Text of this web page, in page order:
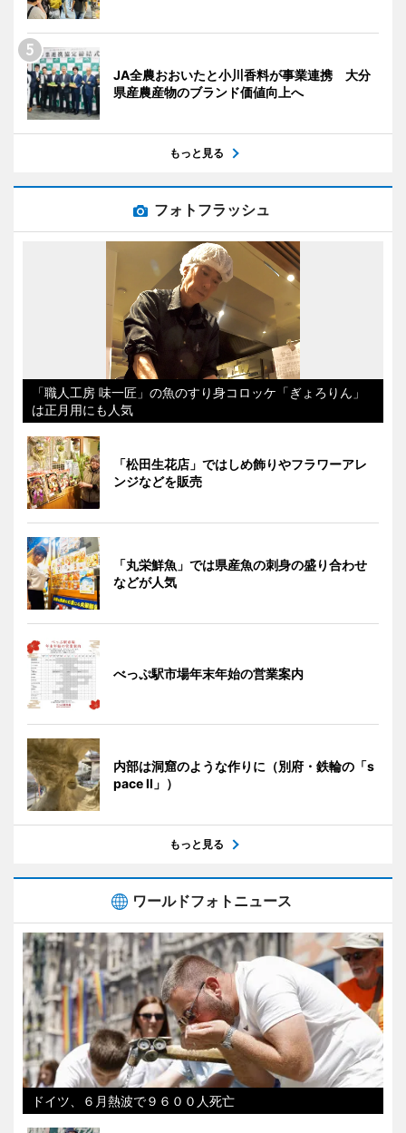
JA全農おおいたと小川香料が事業連携 大分
県産農産物のブランド価値向上へ
もっと見る
フォトフラッシュ
「職人工房 味一匠」の魚のすり身コロッケ「ぎょろりん」
は正月用にも人気
「松田生花店」ではしめ飾りやフラワーアレ
ンジなどを販売
「丸栄鮮魚」では県産魚の刺身の盛り合わせ
などが人気
べっぷ駅市場年末年始の営業案内
内部は洞窟のような作りに（別府・鉄輪の「s
pace II」）
もっと見る
ワールドフォトニュース
ドイツ、６月熱波で９６００人死亡